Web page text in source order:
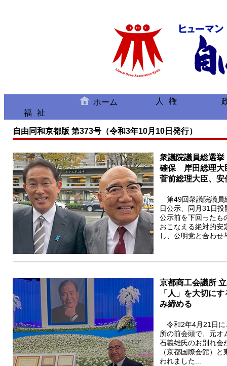
ホーム 人権
福祉
自由同和京都版 第373号（令和3年10月10日発行）
衆議院議員総選
確保 岸田総理大
菅前総理大臣、
第49回衆議院議員
日公示、同月31日
公示前を下回ったも
おこなえる絶対的安
し、公明党と合わ
京都商工会議所
「人」を大切に
み締める
令和2年4月21日に
所の前会頭で、元オ
石義雄氏のお別れ会
（京都国際会館）
われました...